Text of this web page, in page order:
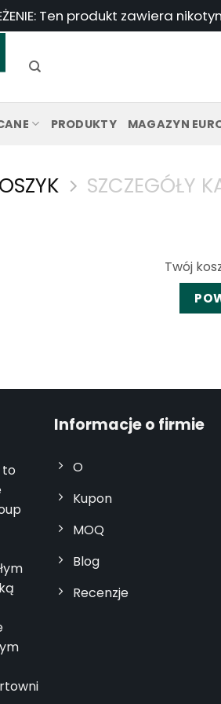
Ten produkt zawiera
PRODUKTY MAGAZYN
SZCZEGÓŁY
Twój
to
Informacje o firmie
O
Kupon
MOQ
Blog
Recenzje